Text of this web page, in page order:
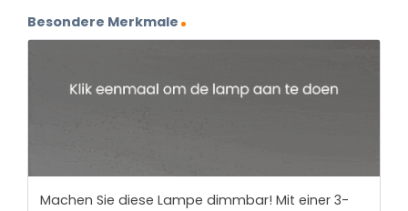
Besondere Merkmale
Machen Sie diese Lampe dimmbar! Mit einer 3-